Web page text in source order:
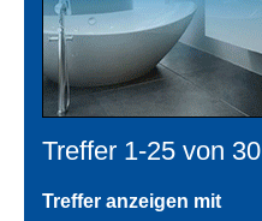
Treffer 1-25 von 30
Treffer anzeigen mit